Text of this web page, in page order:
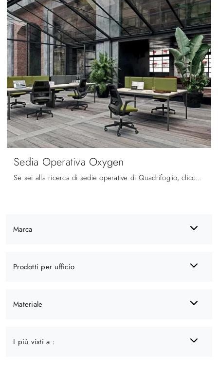
Marca
Prodotti per ufficio
Materiale
I più visti a :
Sedia Operativa Oxygen
Se sei alla ricerca di sedie operative di Quadrifoglio, clicca e scopri di più sul modello Sedia Operativa Oxygen in tessuto per gli ambienti di ...